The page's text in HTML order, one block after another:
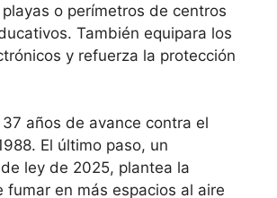
o perímetros de centros
También equipara los
y refuerza la protección
años de avance contra el
El último paso, un
ley de 2025, plantea la
fumar en más espacios al aire